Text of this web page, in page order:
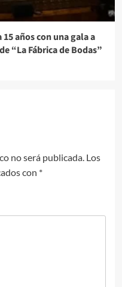
años con una gala a
“La Fábrica de Bodas”
no será publicada. Los
con *